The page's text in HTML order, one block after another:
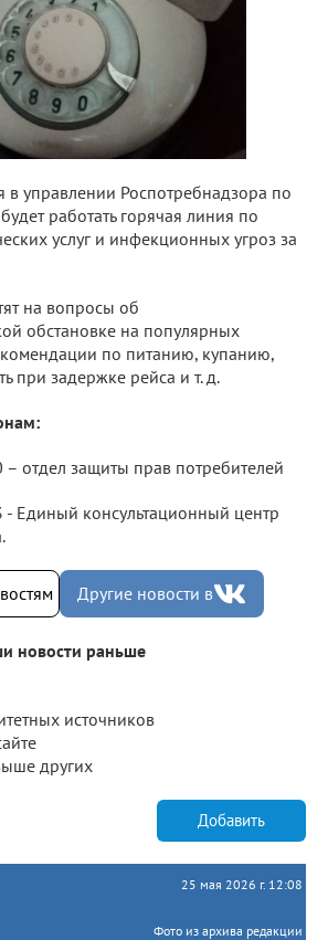
управлении Роспотребнадзора по
работать горячая линия по
услуг и инфекционных угроз за
на вопросы об
обстановке на популярных
по питанию, купанию,
при задержке рейса и т. д.
отдел защиты прав потребителей
Единый консультационный центр
Другие новости в
новости раньше
источников
других
Добавить
25 мая 2026 г. 12:08
Фото из архива редакции